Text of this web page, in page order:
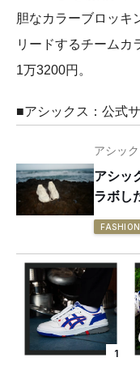
胆なカラーブロッキ
リードするチームカ
1万3200円。
■アシックス：公式
アシッ
アシッ
ラボし
FASHION
1